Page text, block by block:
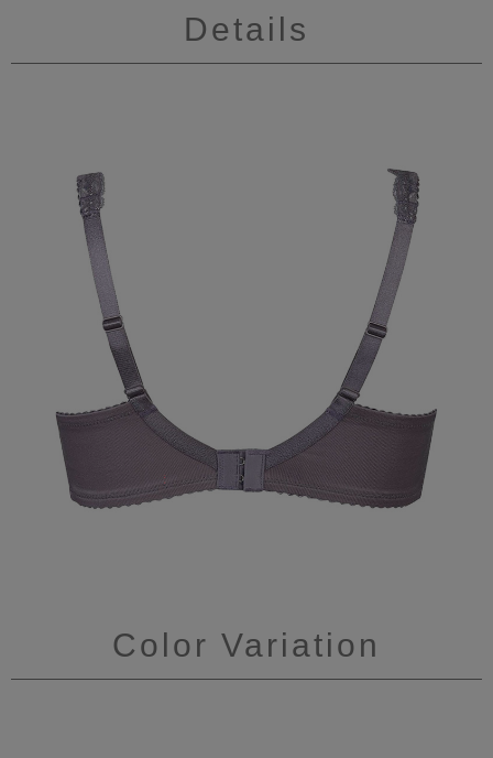
Details
Color Variation